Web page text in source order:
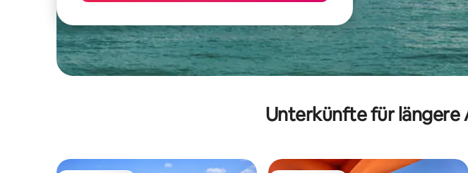
Unterkünfte für längere